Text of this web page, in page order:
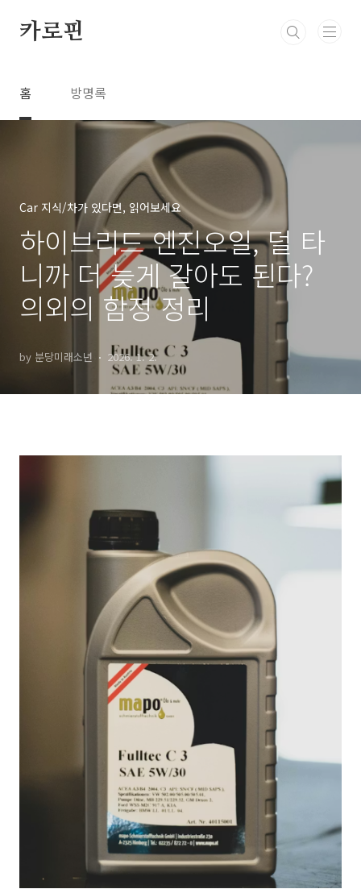
카로핀
홈 방명록
Car 지식/차가 있다면, 읽어보세요
하이브리드 엔진오일, 덜 타
니까 더 늦게 갈아도 된다?
의외의 함정 정리
by 분당미래소년 2026. 1. 2.